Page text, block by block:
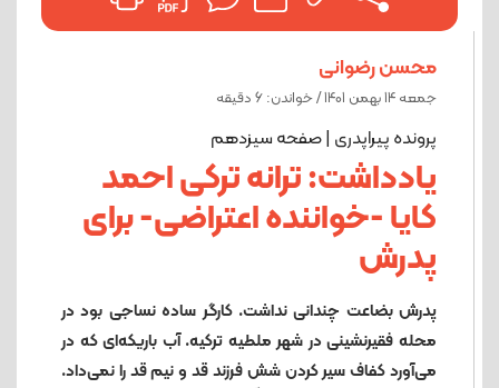
محسن رضوانی
جمعه 14 بهمن 1401 / خواندن: 6 دقیقه
پرونده پیراپدری | صفحه سیزدهم
یادداشت: ترانه ترکی احمد
کایا -خواننده اعتراضی- برای
پدرش
پدرش بضاعت چندانی نداشت. کارگر ساده نساجی بود در
محله فقیرنشینی در شهر ملطیه ترکیه. آب باریکه‌ای که در
می‌آورد کفاف سیر کردن شش فرزند قد و نیم قد را نمی‌داد.